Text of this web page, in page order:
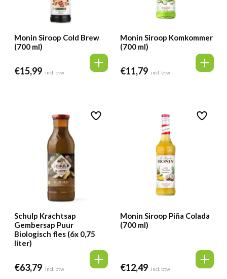
Monin Siroop Cold Brew
(700 ml)
€15,99 incl. btw
Monin Siroop Komkommer
(700 ml)
€11,79 incl. btw
Schulp Krachtsap
Gembersap Puur
Biologisch fles (6x 0,75
liter)
€63,79 incl. btw
Monin Siroop Piña Colada
(700 ml)
€12,49 incl. btw